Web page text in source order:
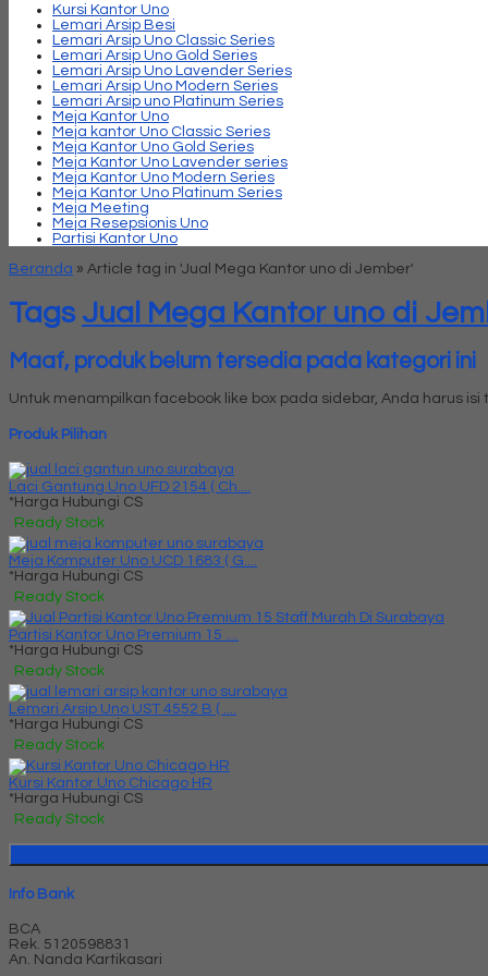
Kursi Kantor Uno
Lemari Arsip Besi
Lemari Arsip Uno Classic Series
Lemari Arsip Uno Gold Series
Lemari Arsip Uno Lavender Series
Lemari Arsip Uno Modern Series
Lemari Arsip uno Platinum Series
Meja Kantor Uno
Meja kantor Uno Classic Series
Meja Kantor Uno Gold Series
Meja Kantor Uno Lavender series
Meja Kantor Uno Modern Series
Meja Kantor Uno Platinum Series
Meja Meeting
Meja Resepsionis Uno
Partisi Kantor Uno
Beranda » Article tag in 'Jual Mega Kantor uno di Jember'
Tags Jual Mega Kantor uno di
Maaf, produk belum tersedia pada kategori ini
Untuk menampilkan facebook like box pada sidebar, Anda harus
Produk Pilihan
Laci Gantung Uno UFD 2154 ( Ch....
*Harga Hubungi CS
Ready Stock
Meja Komputer Uno UCD 1683 ( G....
*Harga Hubungi CS
Ready Stock
Partisi Kantor Uno Premium 15 ....
*Harga Hubungi CS
Ready Stock
Lemari Arsip Uno UST 4552 B ( ....
*Harga Hubungi CS
Ready Stock
Kursi Kantor Uno Chicago HR
*Harga Hubungi CS
Ready Stock
Info Bank
BCA
Rek. 5120598831
An. Nanda Kartikasari